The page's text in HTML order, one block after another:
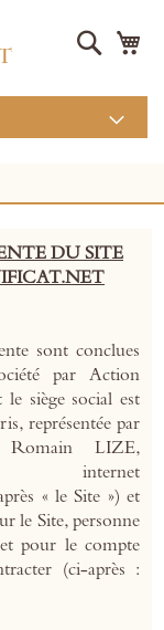
DU SITE
sont conclues
par Action
siège social est
représentée par
LIZE,
internet
« le Site ») et
le Site, personne
pour le compte
(ci-après :